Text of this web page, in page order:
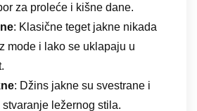
za proleće i kišne dane.
: Klasične teget jakne nikada
mode i lako se uklapaju u
: Džins jakne su svestrane i
ležernog stila.